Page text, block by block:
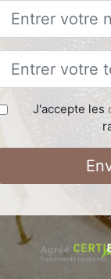
J'accepte les